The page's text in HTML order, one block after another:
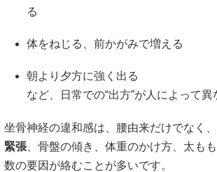
る
体をねじる、前かがみで増える
朝より夕方に強く出る
など、日常での“出方”が人によって異
坐骨神経の違和感は、腰由来だけでなく、
緊張 、骨盤の傾き、体重のかけ方、太も
数の要因が絡むことが多いです。